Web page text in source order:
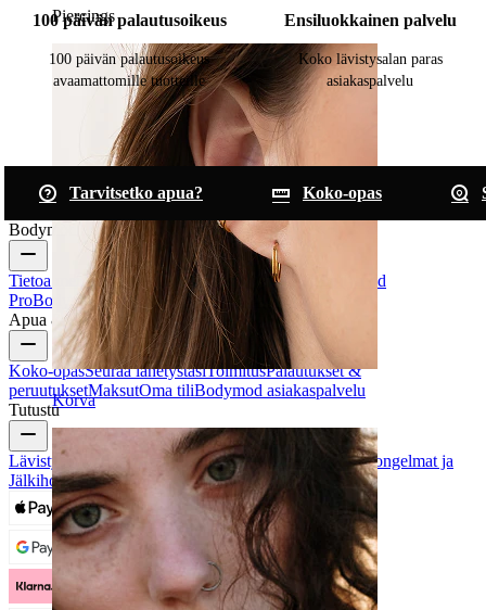
Piercings
Korva
100 päivän palautusoikeus
100 päivän palautusoikeus
avaamattomille tuotteille
Ensiluokkainen palvelu
Koko lävistysalan paras
asiakaspalvelu
Tarvitsetko apua? Koko-opas
Bodymod
Tietoa meistäBlogiToimitusehdot Ota yhteyttä
Bodymod
ProBodymod CreatorsBodymod Arvostelut
Apua & ohjeita
Koko-opasSeuraa lähetystäsiToimitusPalautukset &
peruutuksetMaksutOma tiliBodymod asiakaspalvelu
Tutustu
Lävistystyypit Lävistyskorumateriaalit
Yleiset Lävistysongelmat ja
Jälkihoito